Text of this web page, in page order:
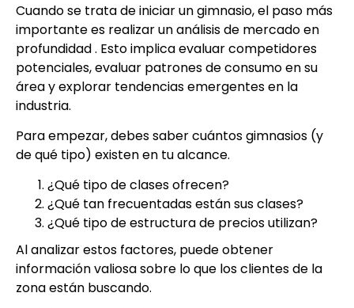
Cuando se trata de iniciar un gimnasio, el paso más
importante es realizar un análisis de mercado en
profundidad . Esto implica evaluar competidores
potenciales, evaluar patrones de consumo en su
área y explorar tendencias emergentes en la
industria.
Para empezar, debes saber cuántos gimnasios (y
de qué tipo) existen en tu alcance.
¿Qué tipo de clases ofrecen?
¿Qué tan frecuentadas están sus clases?
¿Qué tipo de estructura de precios utilizan?
Al analizar estos factores, puede obtener
información valiosa sobre lo que los clientes de la
zona están buscando.